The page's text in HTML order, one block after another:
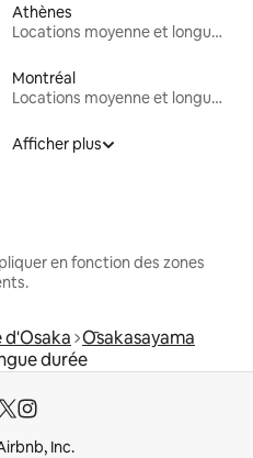
Athènes
Locations moyenne et longue durée
Montréal
Locations moyenne et longue durée
Afficher plus
en fonction des zones
Ōsakasayama
durée
Inc.